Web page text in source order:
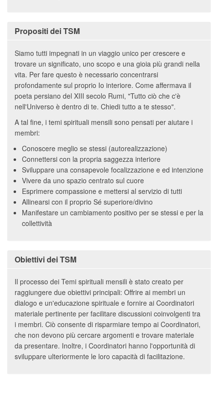
Propositi dei TSM
Siamo tutti impegnati in un viaggio unico per crescere e
trovare un significato, uno scopo e una gioia più grandi nella
vita. Per fare questo è necessario concentrarsi
profondamente sul proprio Io interiore. Come affermava il
poeta persiano del XIII secolo Rumi, "Tutto ciò che c'è
nell'Universo è dentro di te. Chiedi tutto a te stesso".
A tal fine, i temi spirituali mensili sono pensati per aiutare i
membri:
Conoscere meglio se stessi (autorealizzazione)
Connettersi con la propria saggezza interiore
Sviluppare una consapevole focalizzazione e ed intenzione
Vivere da uno spazio centrato sul cuore
Esprimere compassione e mettersi al servizio di tutti
Allinearsi con il proprio Sé superiore/divino
Manifestare un cambiamento positivo per se stessi e per la
collettività
Obiettivi dei TSM
Il processo dei Temi spirituali mensili è stato creato per
raggiungere due obiettivi principali: Offrire ai membri un
dialogo e un'educazione spirituale e fornire ai Coordinatori
materiale pertinente per facilitare discussioni coinvolgenti tra
i membri. Ciò consente di risparmiare tempo ai Coordinatori,
che non devono più cercare argomenti e trovare materiale
da presentare. Inoltre, i Coordinatori hanno l'opportunità di
sviluppare ulteriormente le loro capacità di facilitazione.